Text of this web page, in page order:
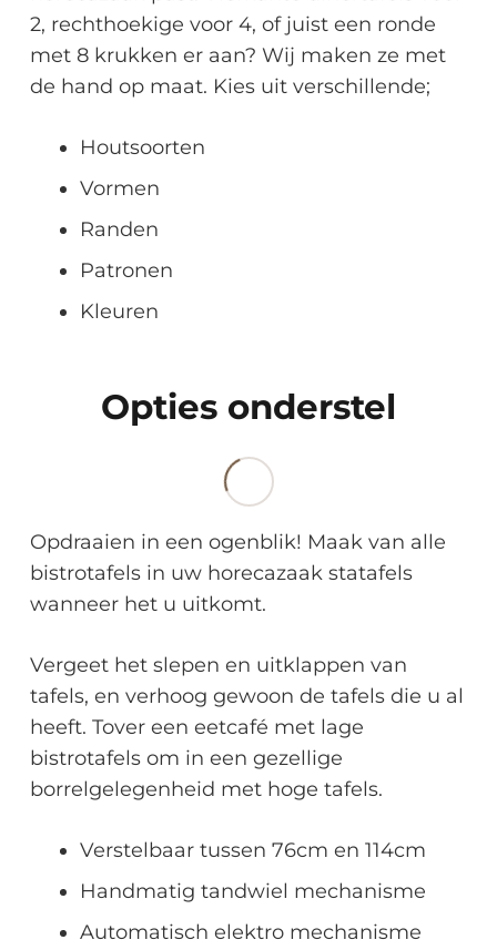
2, rechthoekige voor 4, of juist een ronde
met 8 krukken er aan? Wij maken ze met
de hand op maat. Kies uit verschillende;
Houtsoorten
Vormen
Randen
Patronen
Kleuren
Opties onderstel
Opdraaien in een ogenblik! Maak van alle
bistrotafels in uw horecazaak statafels
wanneer het u uitkomt.
Vergeet het slepen en uitklappen van
tafels, en verhoog gewoon de tafels die u al
heeft. Tover een eetcafé met lage
bistrotafels om in een gezellige
borrelgelegenheid met hoge tafels.
Verstelbaar tussen 76cm en 114cm
Handmatig tandwiel mechanisme
Automatisch elektro mechanisme